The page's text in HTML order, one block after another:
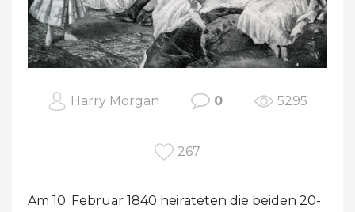
Harry Morgan 0 5295
267
Am 10. Februar 1840 heirateten die beiden 20-